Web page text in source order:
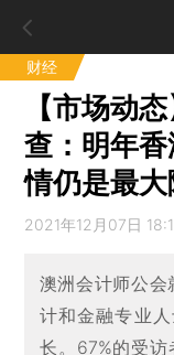
财经
【市场动
查：明年
情仍是最
2021年12月07日
澳洲会计师公会
计和金融专业
长。67%的受